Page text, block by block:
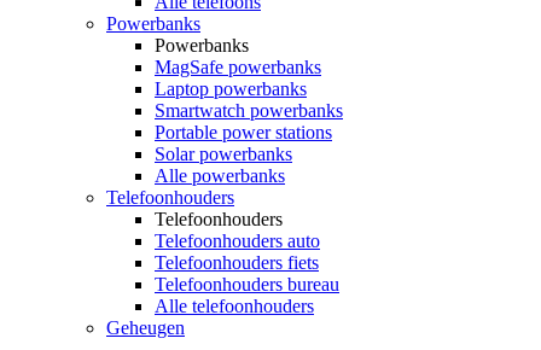
Powerbanks
Powerbanks
MagSafe powerbanks
Laptop powerbanks
Smartwatch powerbanks
Portable power stations
Solar powerbanks
Alle powerbanks
Telefoonhouders
Telefoonhouders
Telefoonhouders auto
Telefoonhouders fiets
Telefoonhouders bureau
Alle telefoonhouders
Geheugen